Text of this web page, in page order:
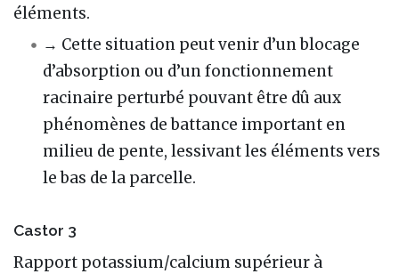
éléments.
→ Cette situation peut venir d’un blocage
d’absorption ou d’un fonctionnement
racinaire perturbé pouvant être dû aux
phénomènes de battance important en
milieu de pente, lessivant les éléments vers
le bas de la parcelle.
Castor 3
Rapport potassium/calcium supérieur à